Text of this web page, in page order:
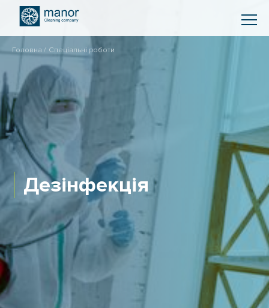
Головна Спеціальні роботи
Дезінфекція